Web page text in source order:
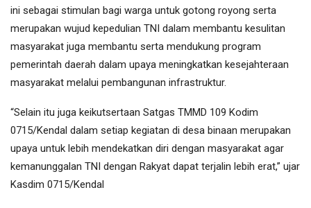
ini sebagai stimulan bagi warga untuk gotong royong serta
merupakan wujud kepedulian TNI dalam membantu kesulitan
masyarakat juga membantu serta mendukung program
pemerintah daerah dalam upaya meningkatkan kesejahteraan
masyarakat melalui pembangunan infrastruktur.
“Selain itu juga keikutsertaan Satgas TMMD 109 Kodim
0715/Kendal dalam setiap kegiatan di desa binaan merupakan
upaya untuk lebih mendekatkan diri dengan masyarakat agar
kemanunggalan TNI dengan Rakyat dapat terjalin lebih erat,” ujar
Kasdim 0715/Kendal